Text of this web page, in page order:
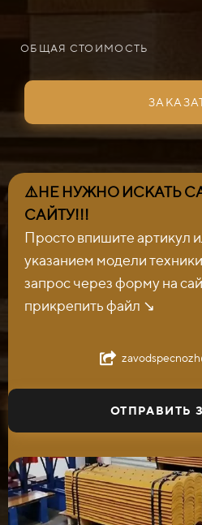
ОБЩАЯ СТОИМОСТЬ
⚠️НЕ НУЖНО ИСКАТЬ
САЙТУ!!!
Просто впишите артикул
указанием модели
запрос через форму на
прикрепить файл ↘️
ОТПРАВИТЬ